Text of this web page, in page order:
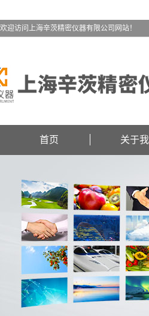
欢迎访问上海辛茨精密仪器有限公司网站！
首页 关于我